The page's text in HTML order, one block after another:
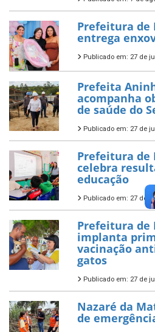
Prefeitura de
entrega
Publicado em: 27 de
Prefeita
acompanha
de saúde do
Publicado em: 27 de
Prefeitura de
celebra
educação
Publicado em: 27 de
Prefeitura de
implanta
vacinação
gatos
Publicado em: 27 de
Nazaré da
de